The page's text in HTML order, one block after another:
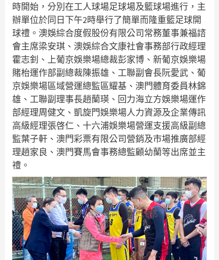
時開始，分別在工人球場足球場及籃球場進行，主
辦單位於同日下午2時舉行了簡單而隆重籃足球開
球禮。澳娛綜合度假股份有限公司常務董事兼福諮
會主席梁安琪、澳娛綜合文康社會事務部行政經理
霍志釗、上葡京娛樂場總裁彭家博、新葡京娛樂場
賭枱運作部副總裁陳振雄、工聯副會長阮愛武、葡
京娛樂場區域營運總監區耀基、澳門體育委員林錦
雄、工聯副理事長趙蘭瑛、回力海立方娛樂場運作
部經理周健文、凱旋門娛樂場人力資源及企業傳訊
高級經理張啓仁、十六浦娛樂場營運支援高級副總
監葉子軒、澳門彩票有限公司營銷及市場推廣部經
理趙家良、澳門賽馬會事務總監顧幼蘭等出席並主
禮。